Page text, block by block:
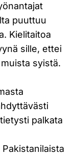
puuttuu
Kielitaitoa
sille, ettei
syistä.
palkata